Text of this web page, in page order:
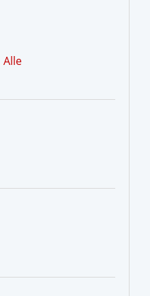
Alle